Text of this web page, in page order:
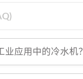
业应用中的冷水机？